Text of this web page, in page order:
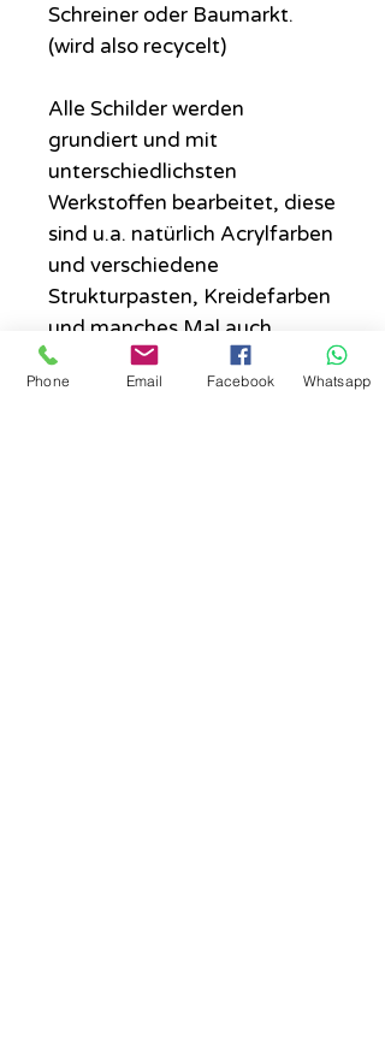
Schreiner oder Baumarkt.
(wird also recycelt)
Alle Schilder werden
grundiert und mit
unterschiedlichsten
Werkstoffen bearbeitet, diese
sind u.a. natürlich Acrylfarben
und verschiedene
Strukturpasten, Kreidefarben
und manches Mal auch
Lacke.
Phone Email Facebook Whatsapp